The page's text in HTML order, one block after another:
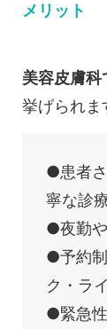
メリット
美容皮膚科
挙げられま
●患者
寧な診
●夜勤
●予約
ク・ラ
●緊急